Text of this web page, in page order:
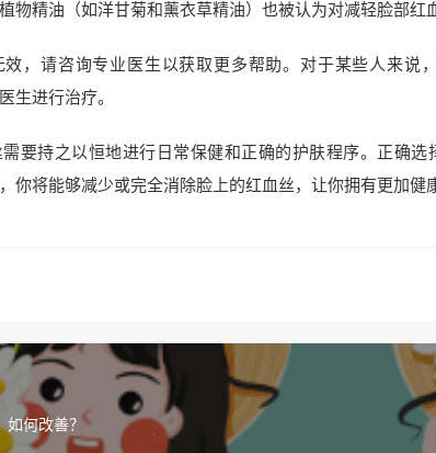
物精油（如洋甘菊和薰衣草精油）也被认为对减轻脸部红
，请咨询专业医生以获取更多帮助。对于某些人来说
生进行治疗。
要持之以恒地进行日常保健和正确的护肤程序。正确
你将能够减少或完全消除脸上的红血丝，让你拥有更加健
如何改善？